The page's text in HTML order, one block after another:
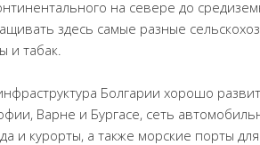
на севере до
здесь самые разные
и табак.
Болгарии хорошо
Варне и Бургасе, сеть
и курорты, а также морские порты